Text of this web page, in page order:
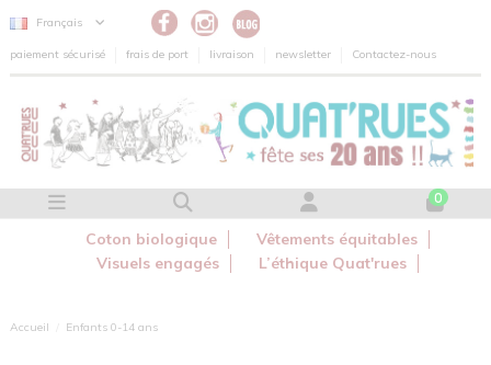
Panneau de gestion des cookies
Français
paiement sécurisé frais de port livraison newsletter Contactez-nous
0
Coton biologique
Vêtements équitables
Visuels engagés
L’éthique Quat'rues
Accueil Enfants 0-14 ans